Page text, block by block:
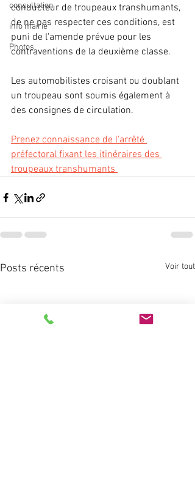
consultation
info mairie
Photos
conducteur de troupeaux transhumants,
de ne pas respecter ces conditions, est
puni de l'amende prévue pour les
contraventions de la deuxième classe.
Les automobilistes croisant ou doublant
un troupeau sont soumis également à
des consignes de circulation.
Prenez connaissance de l'arrêté
préfectoral fixant les itinéraires des
troupeaux transhumants
Posts récents Voir tout